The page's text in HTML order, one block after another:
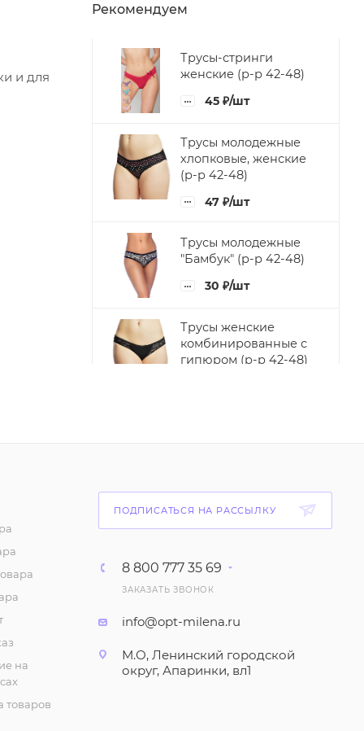
и для
Рекомендуем
Трусы-стринги
женские (р-р 42-48)
45 ₽/шт
Трусы молодежные
хлопковые, женские
(р-р 42-48)
47 ₽/шт
Трусы молодежные
"Бамбук" (р-р 42-48)
30 ₽/шт
Трусы женские
комбинированные с
гипюром (р-р 42-48)
Панталоны женские,
112₽/шт
большие размеры,
70₽ /шт
на
товаров
ПОДПИСАТЬСЯ НА РАССЫЛКУ
8 800 777 35 69
ЗАКАЗАТЬ ЗВОНОК
info@opt-milena.ru
М.О, Ленинский городской
округ, Апаринки, вл1